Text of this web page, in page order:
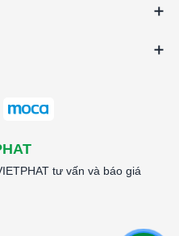
tư vấn và báo giá